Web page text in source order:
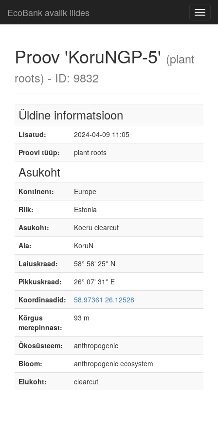
EcoBank avalik liides
Proov 'KoruNGP-5' (plant
roots) - ID: 9832
Üldine informatsioon
Lisatud:
2024-04-09 11:05
Proovi tüüp:
plant roots
Asukoht
Kontinent:
Europe
Riik:
Estonia
Asukoht:
Koeru clearcut
Ala:
KoruN
Laiuskraad:
58° 58' 25'' N
Pikkuskraad:
26° 07' 31'' E
Koordinaadid:
58.97361 26.12528
Kõrgus
merepinnast:
93 m
Ökosüsteem:
anthropogenic
Bioom:
anthropogenic ecosystem
Elukoht:
clearcut